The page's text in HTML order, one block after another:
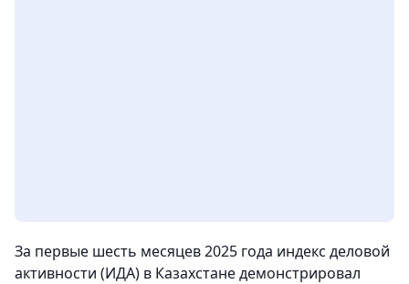
За первые шесть месяцев 2025 года индекс деловой
активности (ИДА) в Казахстане демонстрировал